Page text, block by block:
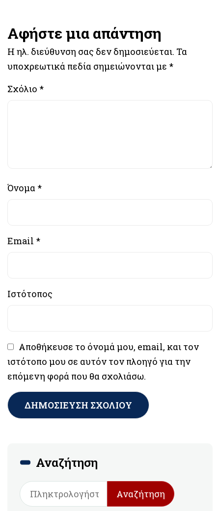
Αφήστε μια απάντηση
Η ηλ. διεύθυνση σας δεν δημοσιεύεται. Τα
υποχρεωτικά πεδία σημειώνονται με *
Σχόλιο *
Όνομα *
Email *
Ιστότοπος
Αποθήκευσε το όνομά μου, email, και τον
ιστότοπο μου σε αυτόν τον πλοηγό για την
επόμενη φορά που θα σχολιάσω.
Αναζήτηση
Αναζήτηση